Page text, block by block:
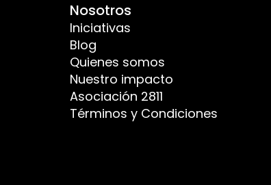
Nosotros
Iniciativas
Blog
Quienes somos
Nuestro impacto
Asociación 2811
Términos y Condiciones